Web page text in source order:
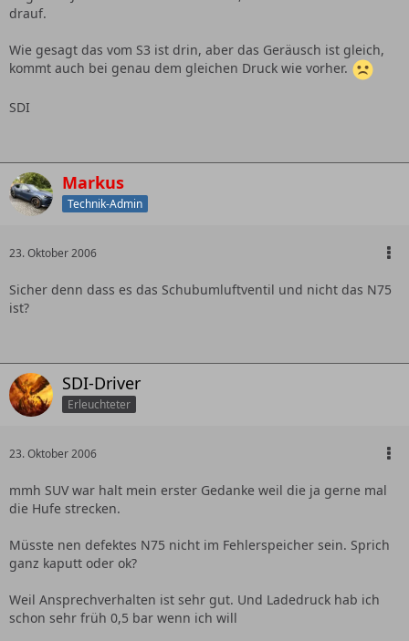
drauf.
Wie gesagt das vom S3 ist drin, aber das Geräusch ist gleich,
kommt auch bei genau dem gleichen Druck wie vorher.
SDI
Markus
Technik-Admin
23. Oktober 2006
Sicher denn dass es das Schubumluftventil und nicht das N75
ist?
SDI-Driver
Erleuchteter
23. Oktober 2006
mmh SUV war halt mein erster Gedanke weil die ja gerne mal
die Hufe strecken.
Müsste nen defektes N75 nicht im Fehlerspeicher sein. Sprich
ganz kaputt oder ok?
Weil Ansprechverhalten ist sehr gut. Und Ladedruck hab ich
schon sehr früh 0,5 bar wenn ich will